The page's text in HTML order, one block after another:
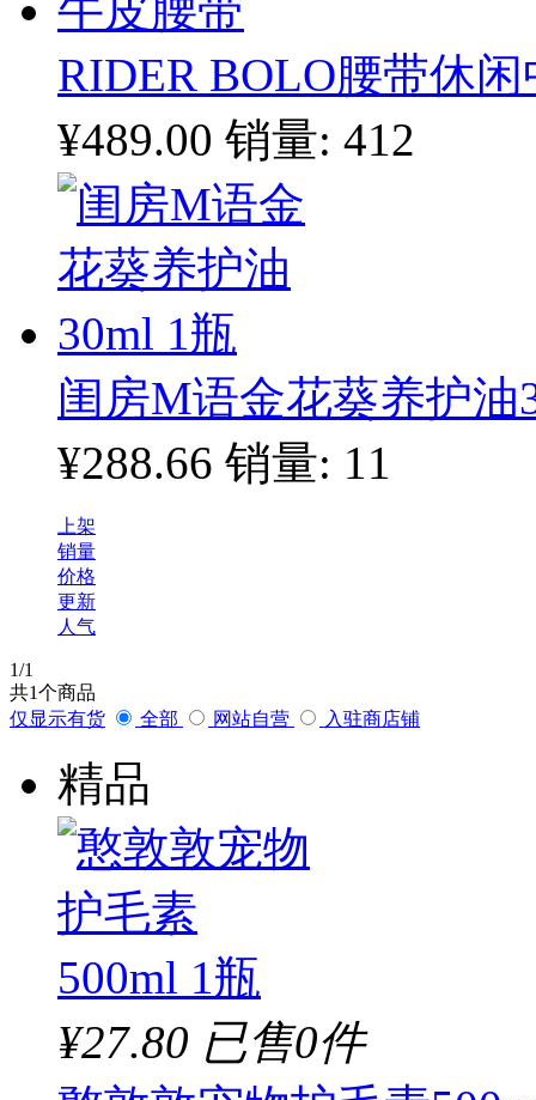
RIDER BOLO腰带休
¥489.00 销量: 412
闺房M语金花葵养护油
¥288.66 销量: 11
上架
销量
价格
更新
人气
1/1
共1个商品
仅显示有货
全部 网站自营 入驻商店铺
精品
¥27.80 已售0件